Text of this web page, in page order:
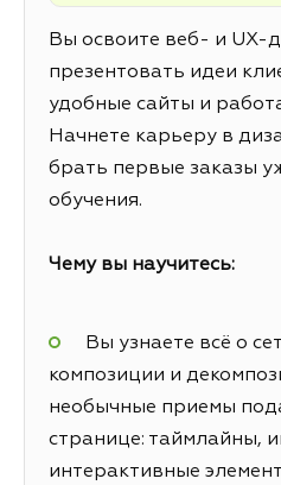
Вы освоите веб- и UX-
презентовать идеи
удобные сайты и
Начнете карьеру в
брать первые заказы
обучения.
Чему вы научитесь:
Вы узнаете всё о
композиции и
необычные приемы
странице: таймлайны,
интерактивные